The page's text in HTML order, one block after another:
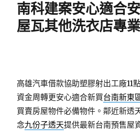
南科建案安心適合
屋瓦其他洗衣店專
高雄汽車借款協助塑膠射出工廠11
資金周轉更安心適合新買台南新東
買賣房屋物件必備物件。鄰近新透
念九份子透天提供最新台南預售屋